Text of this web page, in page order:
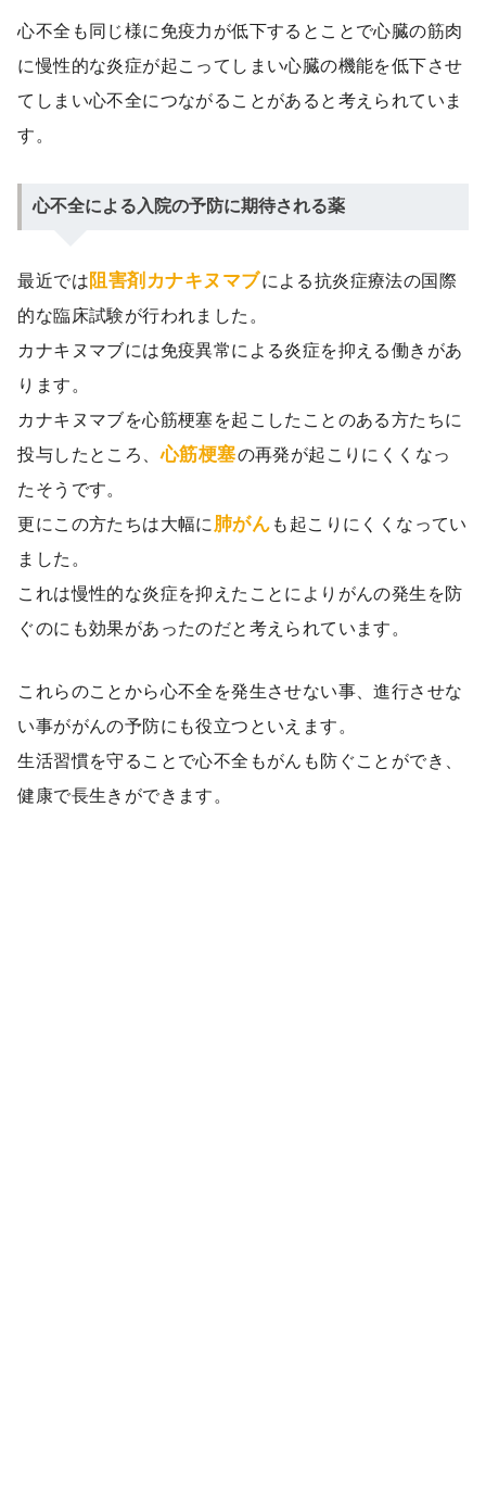
心不全も同じ様に免疫力が低下するとことで心臓の筋肉
に慢性的な炎症が起こってしまい心臓の機能を低下させ
てしまい心不全につながることがあると考えられていま
す。
心不全による入院の予防に期待される薬
最近では 阻害剤カナキヌマブによる抗炎症療法の国際
的な臨床試験が行われました。
カナキヌマブには免疫異常による炎症を抑える働きがあ
ります。
カナキヌマブを心筋梗塞を起こしたことのある方たちに
投与したところ、心筋梗塞の再発が起こりにくくなっ
たそうです。
更にこの方たちは大幅に 肺がん も起こりにくくなってい
ました。
これは慢性的な炎症を抑えたことによりがんの発生を防
ぐのにも効果があったのだと考えられています。
これらのことから心不全を発生させない事、進行させな
い事ががんの予防にも役立つといえます。
生活習慣を守ることで心不全もがんも防ぐことができ、
健康で長生きができます。